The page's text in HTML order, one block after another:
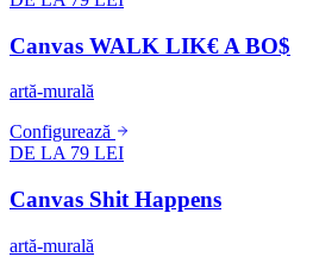
Canvas WALK LIK€ A BO$
artă-murală
Configurează
DE LA 79 LEI
Canvas Shit Happens
artă-murală